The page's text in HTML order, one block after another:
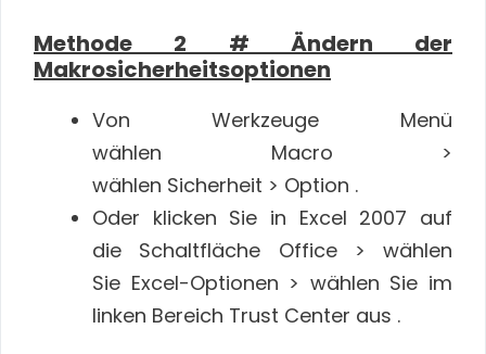
Methode 2 # Ändern der
Makrosicherheitsoptionen
Von Werkzeuge Menü
wählen Macro >
wählen Sicherheit > Option .
Oder klicken Sie in Excel 2007 auf
die Schaltfläche Office > wählen
Sie Excel-Optionen > wählen Sie im
linken Bereich Trust Center aus .